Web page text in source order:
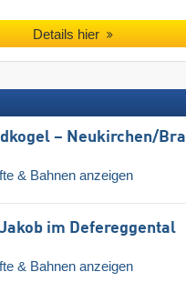
Details hier
– Neukirchen/​
& Bahnen anzeigen
im Defereggental
& Bahnen anzeigen